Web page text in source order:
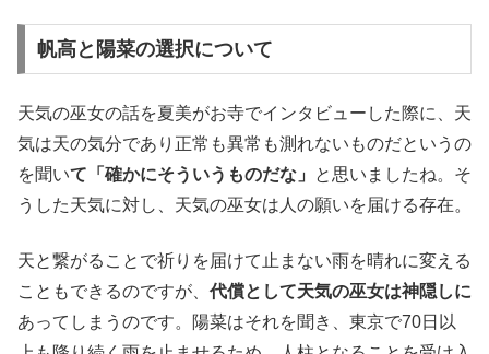
帆高と陽菜の選択について
天気の巫女の話を夏美がお寺でインタビューした際に、天
気は天の気分であり正常も異常も測れないものだというの
を聞いて「確かにそういうものだな」
と思いましたね。そ
うした天気に対し、天気の巫女は人の願いを届ける存在。
天と繋がることで祈りを届けて止まない雨を晴れに変える
こともできるのですが、 代償として天気の巫女は神隠しに
あってしまうのです。陽菜はそれを聞き、東京で70日以